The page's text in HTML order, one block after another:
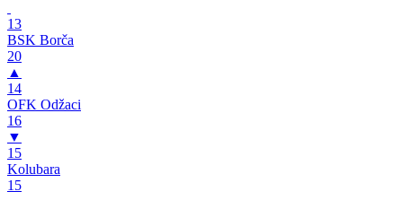
13
BSK Borča
20
▲
14
OFK Odžaci
16
▼
15
Kolubara
15